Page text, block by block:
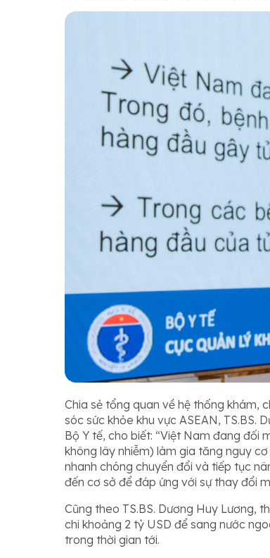
Chia sẻ tổng quan về hệ thống khám,
sóc sức khỏe khu vực ASEAN, TS.BS.
Bộ Y tế, cho biết: “Việt Nam đang đối
không lây nhiễm) làm gia tăng nguy
nhanh chóng chuyển đổi và tiếp tục
đến cơ sở để đáp ứng với sự thay đổi
Cũng theo TS.BS. Dương Huy Lương,
chi khoảng 2 tỷ USD để sang nước
trong thời gian tới.